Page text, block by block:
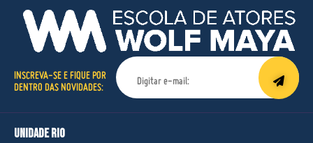
INSCREVA-SE E FIQUE POR
DENTRO DAS NOVIDADES:
unidade rio